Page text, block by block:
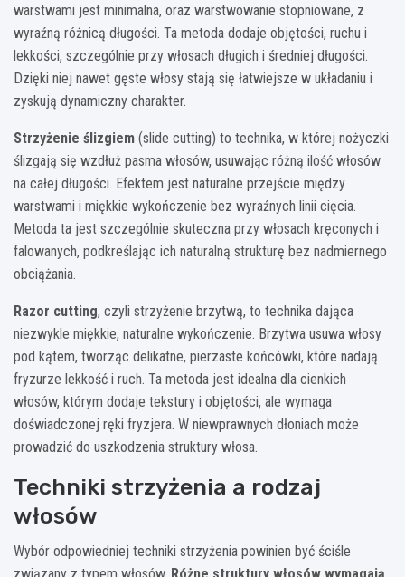
warstwami jest minimalna, oraz warstwowanie stopniowane, z
wyraźną różnicą długości. Ta metoda dodaje objętości, ruchu i
lekkości, szczególnie przy włosach długich i średniej długości.
Dzięki niej nawet gęste włosy stają się łatwiejsze w układaniu i
zyskują dynamiczny charakter.
Strzyżenie ślizgiem (slide cutting) to technika, w której nożyczki
ślizgają się wzdłuż pasma włosów, usuwając różną ilość włosów
na całej długości. Efektem jest naturalne przejście między
warstwami i miękkie wykończenie bez wyraźnych linii cięcia.
Metoda ta jest szczególnie skuteczna przy włosach kręconych i
falowanych, podkreślając ich naturalną strukturę bez nadmiernego
obciążania.
Razor cutting, czyli strzyżenie brzytwą, to technika dająca
niezwykle miękkie, naturalne wykończenie. Brzytwa usuwa włosy
pod kątem, tworząc delikatne, pierzaste końcówki, które nadają
fryzurze lekkość i ruch. Ta metoda jest idealna dla cienkich
włosów, którym dodaje tekstury i objętości, ale wymaga
doświadczonej ręki fryzjera. W niewprawnych dłoniach może
prowadzić do uszkodzenia struktury włosa.
Techniki strzyżenia a rodzaj
włosów
Wybór odpowiedniej techniki strzyżenia powinien być ściśle